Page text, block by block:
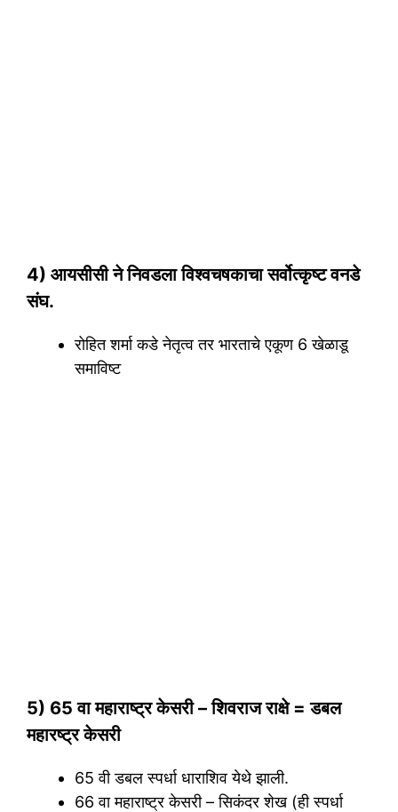
4) आयसीसी ने निवडला विश्वचषकाचा सर्वोत्कृष्ट वनडे
संघ.
रोहित शर्मा कडे नेतृत्व तर भारताचे एकूण 6 खेळाडू
समाविष्ट
5) 65 वा महाराष्ट्र केसरी – शिवराज राक्षे = डबल
महारष्ट्र केसरी
65 वी डबल स्पर्धा धाराशिव येथे झाली.
66 वा महाराष्ट्र केसरी – सिकंदर शेख (ही स्पर्धा